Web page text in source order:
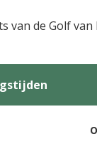
van de Golf